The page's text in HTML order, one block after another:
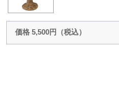
価格 5,500円（税込）